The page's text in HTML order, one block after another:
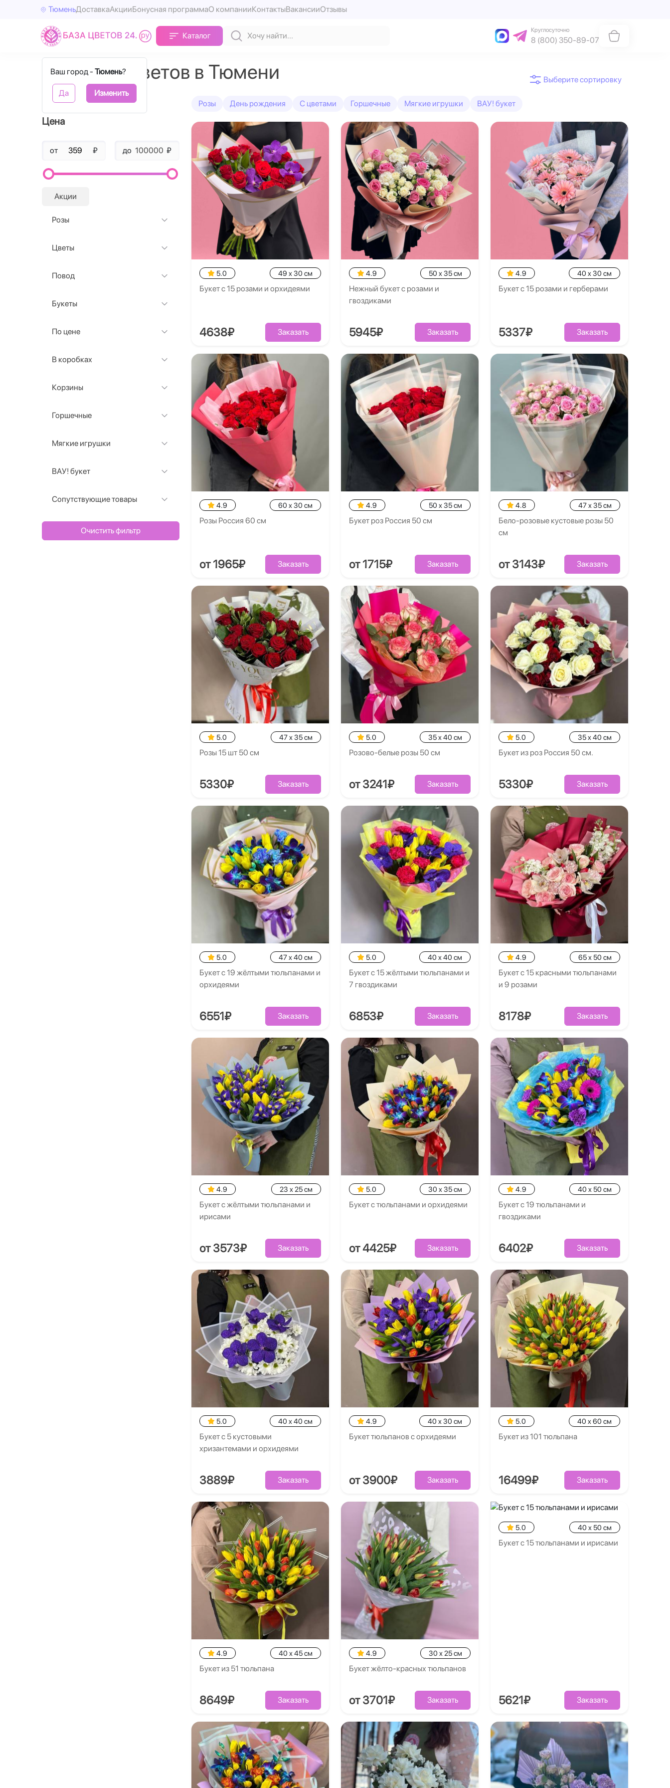
ТюменьДоставкаАкцииБонусная программаО компанииКонтактыВакансииОтзывы
Каталог
Круглосуточно
8 (800) 350-89-07
Ваш город - Тюмень?
Да Изменить
Доставка цветов в Тюмени
Фильтры
Цена
от ₽ до ₽
Акции
Розы
Цветы
Повод
Букеты
По цене
В коробках
Корзины
Горшечные
Мягкие игрушки
ВАУ! букет
Сопутствующие товары
Очистить фильтр
Розы День рождения С цветами Горшечные Мягкие игрушки ВАУ! букет
5.0 49 x 30 см
Букет с 15 розами и орхидеями
4638₽ Заказать
4.9 50 x 35 см
Нежный букет с розами и
гвоздиками
5945₽ Заказать
4.9 40 x 30 см
Букет с 15 розами и герберами
5337₽ Заказать
4.9 60 x 30 см
Розы Россия 60 см
от 1965₽ Заказать
4.9 50 x 35 см
Букет роз Россия 50 см
от 1715₽ Заказать
4.8 47 x 35 см
Бело-розовые кустовые розы 50
см
от 3143₽ Заказать
5.0 47 x 35 см
Розы 15 шт 50 см
5330₽ Заказать
5.0 35 x 40 см
Розово-белые розы 50 см
от 3241₽ Заказать
5.0 35 x 40 см
Букет из роз Россия 50 см.
5330₽ Заказать
5.0 47 x 40 см
Букет с 19 жёлтыми тюльпанами и
орхидеями
6551₽ Заказать
5.0 40 x 40 см
Букет с 15 жёлтыми тюльпанами и
7 гвоздиками
6853₽ Заказать
4.9 65 x 50 см
Букет с 15 красными тюльпанами
и 9 розами
8178₽ Заказать
4.9 23 x 25 см
Букет с жёлтыми тюльпанами и
ирисами
от 3573₽ Заказать
5.0 30 x 35 см
Букет с тюльпанами и орхидеями
от 4425₽ Заказать
4.9 40 x 50 см
Букет с 19 тюльпанами и
гвоздиками
6402₽ Заказать
5.0 40 x 40 см
Букет с 5 кустовыми
хризантемами и орхидеями
3889₽ Заказать
4.9 40 x 30 см
Букет тюльпанов с орхидеями
от 3900₽ Заказать
5.0 40 x 60 см
Букет из 101 тюльпана
16499₽ Заказать
4.9 40 x 45 см
Букет из 51 тюльпана
8649₽ Заказать
4.9 30 x 25 см
Букет жёлто-красных тюльпанов
от 3701₽ Заказать
5.0 40 x 50 см
Букет с 15 тюльпанами и ирисами
5621₽ Заказать